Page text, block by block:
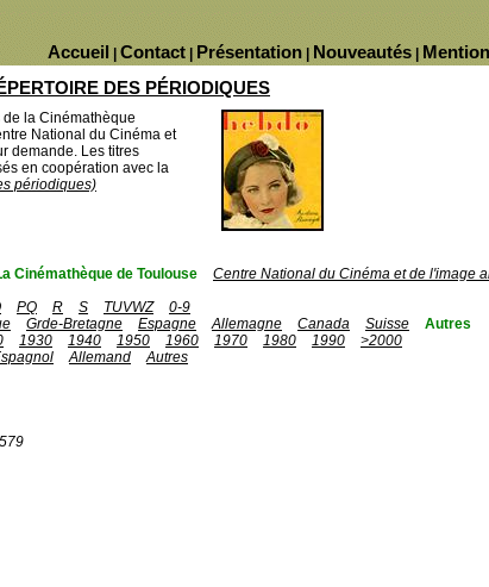
Nouveautés
Présentation
Contact
Accueil
DES PÉRIODIQUES
la Cinémathèque
National du Cinéma et
demande. Les titres
en coopération avec la
périodiques)
Cinémathèque de Toulouse
Centre National du Cinéma et de l'image
PQ R S TUVWZ
0-9
Grde-Bretagne Espagne Allemagne Canada Suisse
Autres
1930 1940 1950 1960 1970 1980 1990
>2000
Allemand
Autres